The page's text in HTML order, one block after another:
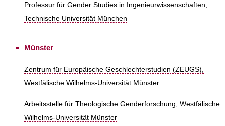
Professur für Gender Studies in Ingenieurwissenschaften,
Technische Universität München
Münster
Zentrum für Europäische Geschlechterstudien (ZEUGS),
Westfälische Wilhelms-Universität Münster
Arbeitsstelle für Theologische Genderforschung, Westfälische
Wilhelms-Universität Münster